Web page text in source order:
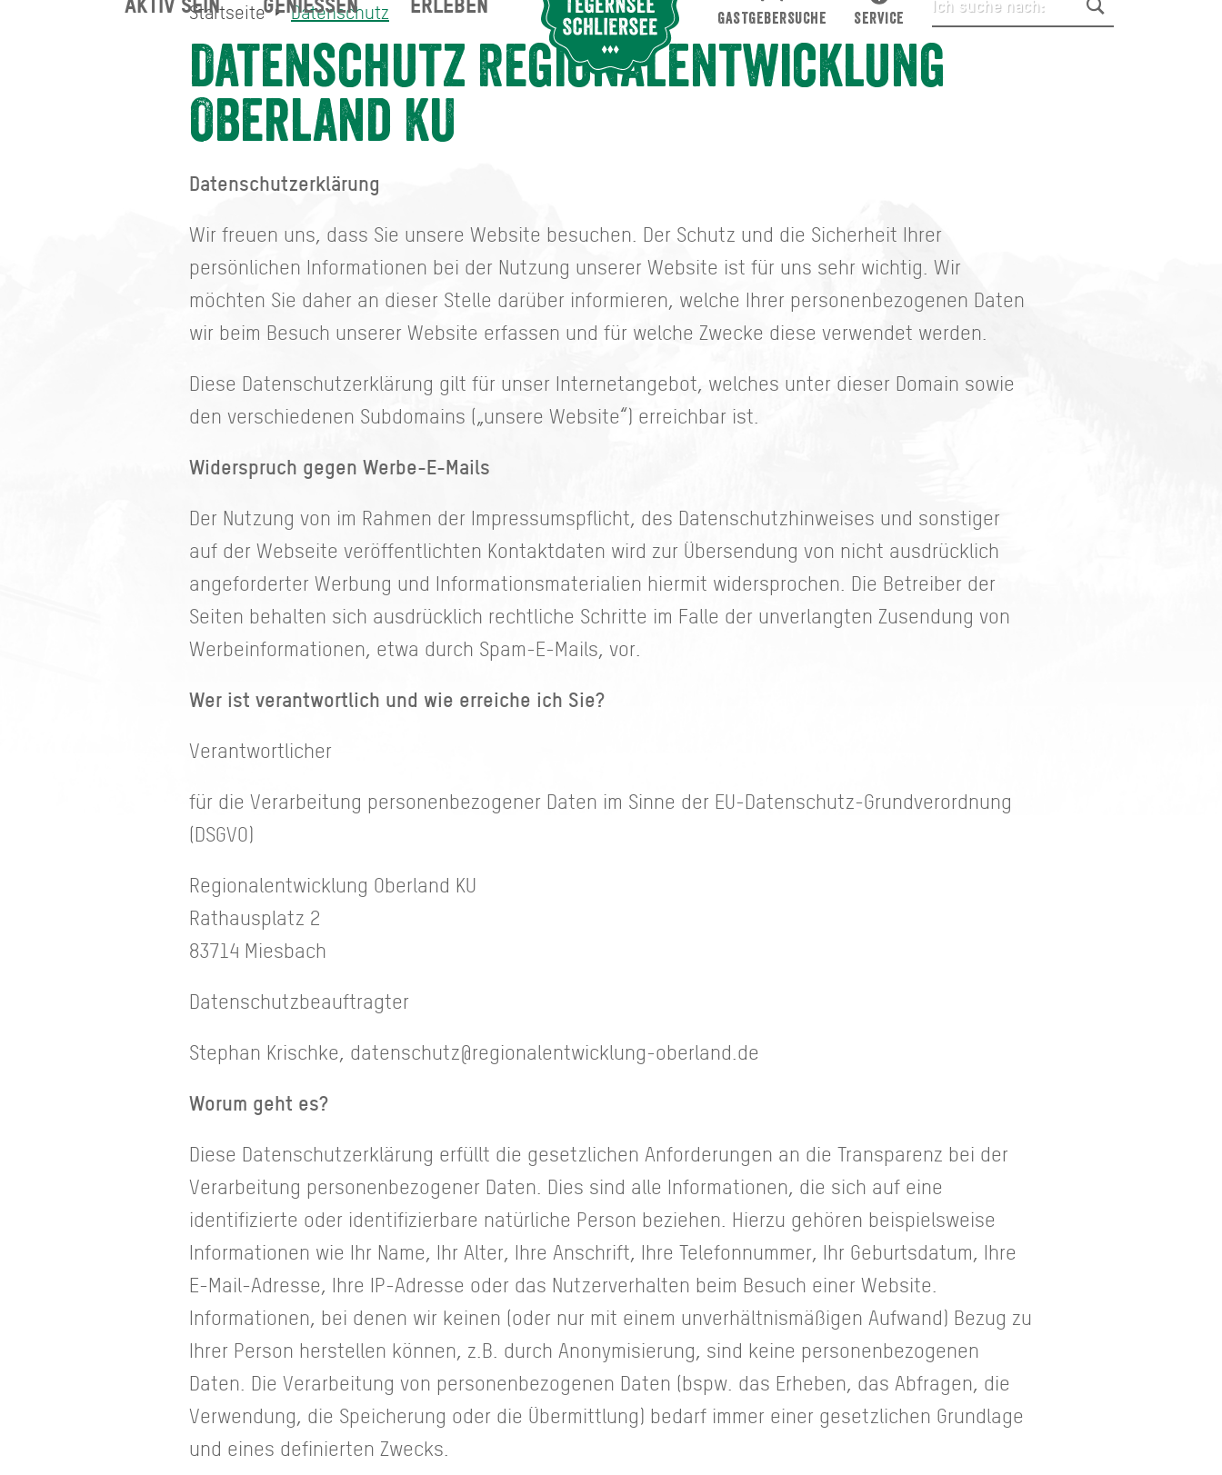
Startseite Datenschutz
Datenschutz Regionalentwicklung
Oberland KU
Datenschutzerklärung
Wir freuen uns, dass Sie unsere Website besuchen. Der Schutz und die Sicherheit Ihrer
persönlichen Informationen bei der Nutzung unserer Website ist für uns sehr wichtig. Wir
möchten Sie daher an dieser Stelle darüber informieren, welche Ihrer personenbezogenen Daten
wir beim Besuch unserer Website erfassen und für welche Zwecke diese verwendet werden.
Diese Datenschutzerklärung gilt für unser Internetangebot, welches unter dieser Domain sowie
den verschiedenen Subdomains („unsere Website“) erreichbar ist.
Widerspruch gegen Werbe-E-Mails
Der Nutzung von im Rahmen der Impressumspflicht, des Datenschutzhinweises und sonstiger
auf der Webseite veröffentlichten Kontaktdaten wird zur Übersendung von nicht ausdrücklich
angeforderter Werbung und Informationsmaterialien hiermit widersprochen. Die Betreiber der
Seiten behalten sich ausdrücklich rechtliche Schritte im Falle der unverlangten Zusendung von
Werbeinformationen, etwa durch Spam-E-Mails, vor.
Wer ist verantwortlich und wie erreiche ich Sie?
Verantwortlicher
für die Verarbeitung personenbezogener Daten im Sinne der EU-Datenschutz-Grundverordnung
(DSGVO)
Regionalentwicklung Oberland KU
Rathausplatz 2
83714 Miesbach
Datenschutzbeauftragter
Stephan Krischke, datenschutz@regionalentwicklung-oberland.de
Worum geht es?
Diese Datenschutzerklärung erfüllt die gesetzlichen Anforderungen an die Transparenz bei der
Verarbeitung personenbezogener Daten. Dies sind alle Informationen, die sich auf eine
identifizierte oder identifizierbare natürliche Person beziehen. Hierzu gehören beispielsweise
Informationen wie Ihr Name, Ihr Alter, Ihre Anschrift, Ihre Telefonnummer, Ihr Geburtsdatum, Ihre
E-Mail-Adresse, Ihre IP-Adresse oder das Nutzerverhalten beim Besuch einer Website.
Informationen, bei denen wir keinen (oder nur mit einem unverhältnismäßigen Aufwand) Bezug zu
Ihrer Person herstellen können, z.B. durch Anonymisierung, sind keine personenbezogenen
Daten. Die Verarbeitung von personenbezogenen Daten (bspw. das Erheben, das Abfragen, die
Verwendung, die Speicherung oder die Übermittlung) bedarf immer einer gesetzlichen Grundlage
und eines definierten Zwecks.
Datenschutz
AKTIV SEIN GENIESSEN ERLEBEN
GASTGEBERSUCHE SERVICE
Suche abschicken